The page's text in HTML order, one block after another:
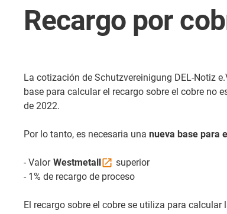
Recargo por
La cotización de Schutzvereinigung DEL-Notiz
base para calcular el recargo sobre el cobre no
de 2022.
Por lo tanto, es necesaria una nueva base para
- Valor Westmetall
superior
- 1% de recargo de proceso
El recargo sobre el cobre se utiliza para